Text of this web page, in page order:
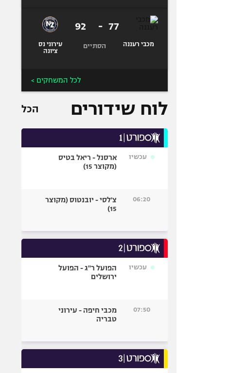
מכבי רעננה
77
-
92
הסתיים
עירוני נס
ציונה
לכל המשחקים >
לוח שידורים הכל
עכשיו
ארסנל - ריאל בטיס
(מקוצר 15)
06:20
צ'לסי - יובנטוס (מקוצר
15)
עכשיו
הפועל ר"ג - הפועל
ירושלים
07:50
מכבי חיפה - עירוני
טבריה